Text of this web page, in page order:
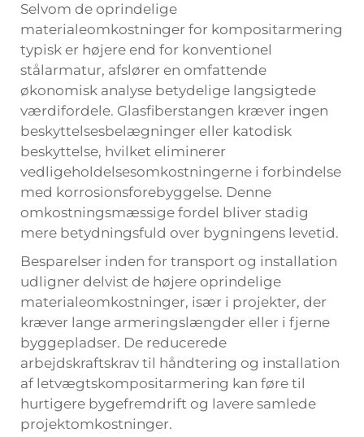
Selvom de oprindelige
materialeomkostninger for kompositarmering
typisk er højere end for konventionel
stålarmatur, afslører en omfattende
økonomisk analyse betydelige langsigtede
værdifordele. Glasfiberstangen kræver ingen
beskyttelsesbelægninger eller katodisk
beskyttelse, hvilket eliminerer
vedligeholdelsesomkostningerne i forbindelse
med korrosionsforebyggelse. Denne
omkostningsmæssige fordel bliver stadig
mere betydningsfuld over bygningens levetid.
Besparelser inden for transport og installation
udligner delvist de højere oprindelige
materialeomkostninger, især i projekter, der
kræver lange armeringslængder eller i fjerne
byggepladser. De reducerede
arbejdskraftskrav til håndtering og installation
af letvægtskompositarmering kan føre til
hurtigere bygefremdrift og lavere samlede
projektomkostninger.